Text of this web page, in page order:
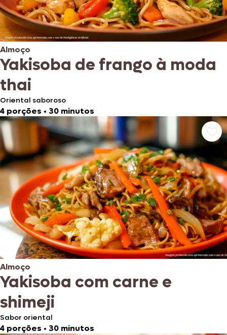
Almoço
Yakisoba de frango à moda
thai
Oriental saboroso
4 porções • 30 minutos
Almoço
Yakisoba com carne e
shimeji
Sabor oriental
4 porções • 30 minutos